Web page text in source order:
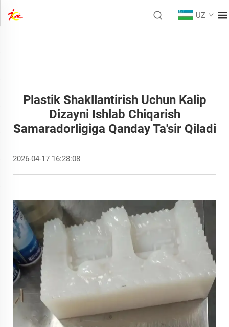
UZ
Plastik Shakllantirish Uchun Kalip
Dizayni Ishlab Chiqarish
Samaradorligiga Qanday Ta'sir Qiladi
2026-04-17 16:28:08